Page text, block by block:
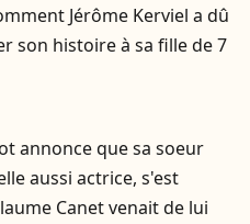
Jérôme Kerviel a dû
son histoire à sa fille de 7
annonce que sa soeur
aussi actrice, s'est
Canet venait de lui